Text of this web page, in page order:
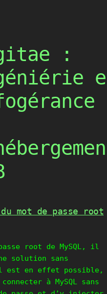
:
mot de passe root
root de MySQL, il
solution sans
est en effet possible,
à MySQL sans